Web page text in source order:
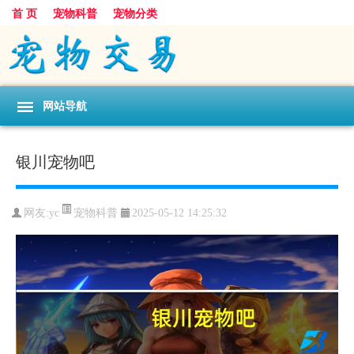
首 页 宠物科普 宠物分类
网站导航
银川宠物吧
网友:yc 宠物科普 2025-05-12 14:25:32